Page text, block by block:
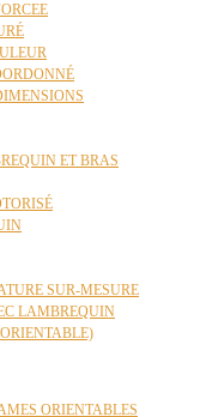
ET BRAS
SUR-MESURE
LAMBREQUIN
ORIENTABLES